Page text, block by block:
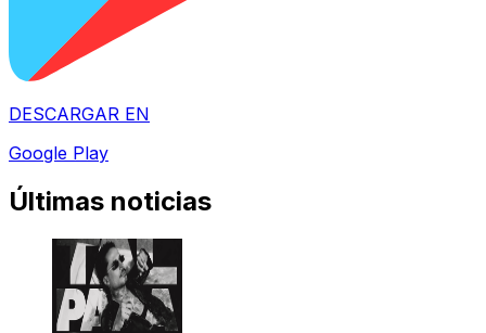
DESCARGAR EN
Google Play
Últimas noticias